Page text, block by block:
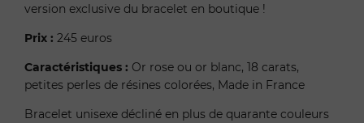
version exclusive du bracelet en boutique !
Prix : 245 euros
Caractéristiques : Or rose ou or blanc, 18 carats,
petites perles de résines colorées, Made in France
Bracelet unisexe décliné en plus de quarante couleurs